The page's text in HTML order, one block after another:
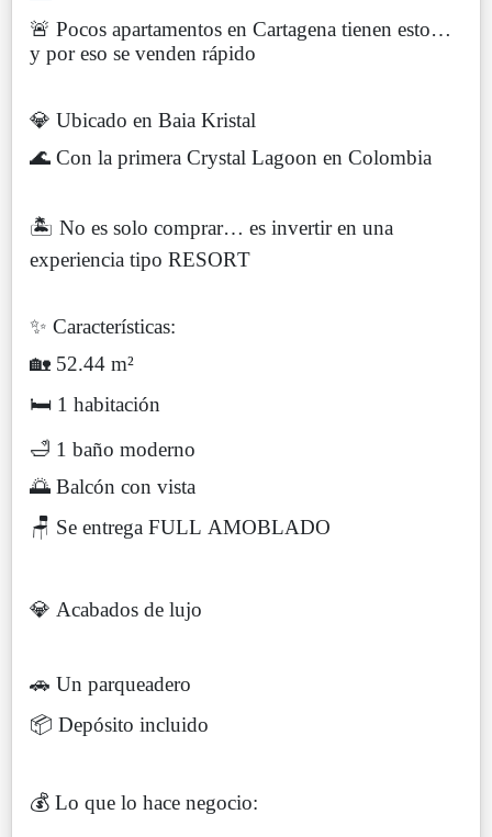
🚨 Pocos apartamentos en Cartagena tienen esto…
y por eso se venden rápido
💎 Ubicado en Baia Kristal
🌊 Con la primera Crystal Lagoon en Colombia
🏝️ No es solo comprar… es invertir en una
experiencia tipo RESORT
✨ Características:
🏡 52.44 m²
🛏️ 1 habitación
🛁 1 baño moderno
🌅 Balcón con vista
🪑 Se entrega FULL AMOBLADO
💎 Acabados de lujo
🚗 Un parqueadero
📦 Depósito incluido
💰 Lo que lo hace negocio: